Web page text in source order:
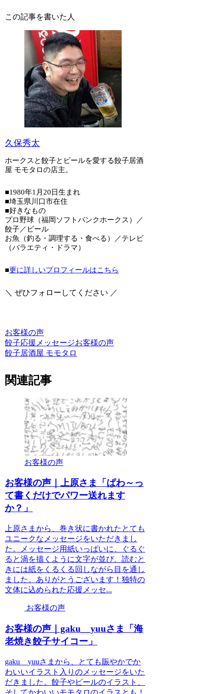
この記事を書いた人
久保秀太
ホークスと餃子とビールを愛する餃子居酒
屋 モモタロの店主。
■1980年1月20日生まれ
■埼玉県川口市在住
■好きなもの
プロ野球（福岡ソフトバンクホークス）／
餃子／ビール
お魚（釣る・調理する・食べる）／テレビ
（バラエティ・ドラマ）
■更に詳しいプロフィールはこちら
＼ ぜひフォローしてください ／
お客様の声
餃子応援メッセージお客様の声
餃子居酒屋 モモタロ
関連記事
お客様の声
お客様の声｜上原さま「ぱわ～っ
て書くだけでパワー送れます
か？」
上原さまから、巻き状に書かれたとても
ユニークなメッセージをいただきまし
た。メッセージ用紙いっぱいに、ぐるぐ
ると渦を描くように文字が並び、読むと
きには紙をくるくる回しながら目を通し
ました。ありがとうございます！独特の
文体に込められた応援メッセ...
お客様の声
お客様の声｜gaku__yuuさま「海
老焼き餃子サイコー」
gaku__yuuさまから、とても賑やかでか
わいいイラスト入りのメッセージをいた
だきました。餃子やビールのイラスト、
そしてかわいいモモタロのイラスとも！